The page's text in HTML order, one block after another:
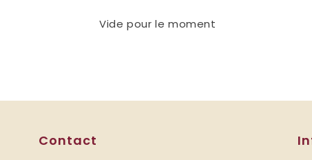
Vide pour le moment
Contact